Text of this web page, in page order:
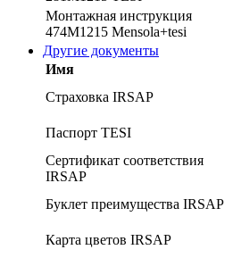
Монтажная инструкция
474M1215 Mensola+tesi
Другие документы
Имя
Страховка IRSAP
Паспорт TESI
Сертификат соответствия
IRSAP
Буклет преимущества IRSAP
Карта цветов IRSAP